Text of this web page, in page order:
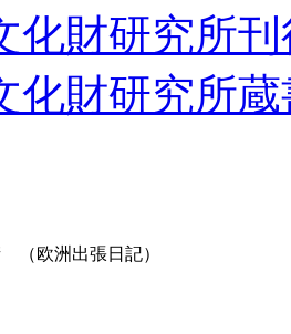
化財研究所
化財研究所
欧洲出張日記）